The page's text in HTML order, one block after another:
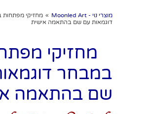
מוצרי נוי - Moonled Art » מחזיקי
דוגמאות עם שם בהתאמה אישית
מחזיקי
במבחר
שם בהתאמה